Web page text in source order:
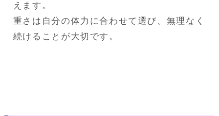
えます。
重さは自分の体力に合わせて選び、無理なく
続けることが大切です。